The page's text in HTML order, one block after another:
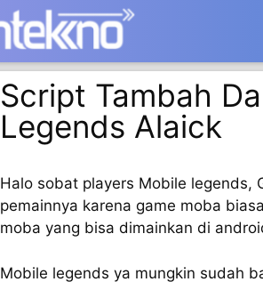
Script Tambah
Legends Alaick
Halo sobat players Mobile legends,
pemainnya karena game moba
moba yang bisa dimainkan di
Mobile legends ya mungkin sudah